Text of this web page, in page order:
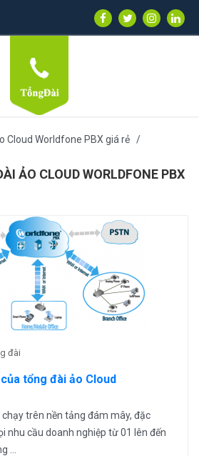
Cloud Worldfone PBX giá rẻ
ẢO CLOUD WORLDFONE PBX
đài
tổng đài ảo Cloud
trên nền tảng đám mây, đặc
nhu cầu doanh nghiệp từ 01 lên đến
...